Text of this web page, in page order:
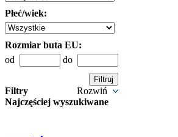
Płeć/wiek:
Rozmiar buta EU:
od
do
Filtry
Rozwiń
Najczęściej wyszukiwane